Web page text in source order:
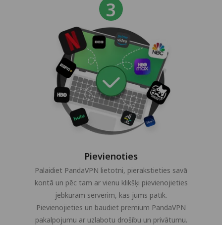
Pievienoties
Palaidiet PandaVPN lietotni, pierakstieties savā
kontā un pēc tam ar vienu klikšķi pievienojieties
jebkuram serverim, kas jums patīk.
Pievienojieties un baudiet premium PandaVPN
pakalpojumu ar uzlabotu drošību un privātumu.